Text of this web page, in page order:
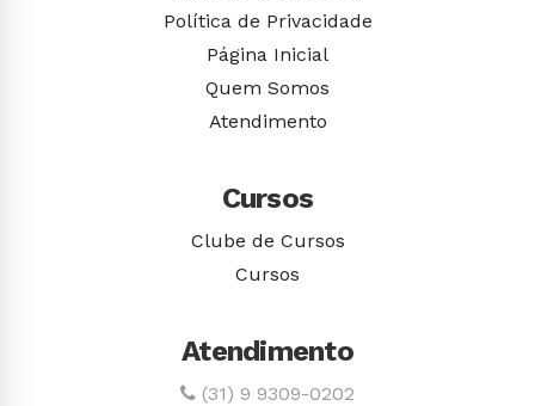
Política de Privacidade
Página Inicial
Quem Somos
Atendimento
Cursos
Clube de Cursos
Cursos
Atendimento
(31) 9 9309-0202